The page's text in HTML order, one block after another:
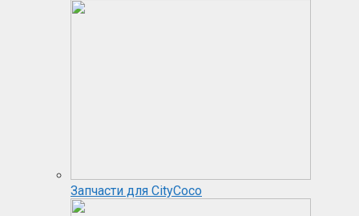
Запчасти для CityCoco